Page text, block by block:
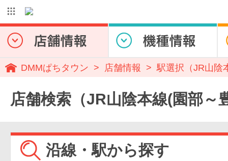
DMMぱちタウン 店舗情報 駅選択（JR山陰
店舗検索（JR山陰本線(園部～
沿線・駅から探す